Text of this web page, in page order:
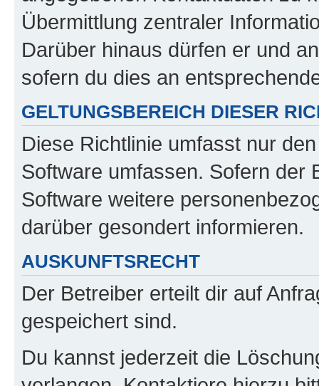
Übermittlung zentraler
Darüber hinaus dürfen er und
sofern du dies an
GELTUNGSBEREICH DIESER
Diese Richtlinie umfasst nur
Software umfassen. Sofern der
Software weitere
darüber gesondert informieren.
AUSKUNFTSRECHT
Der Betreiber erteilt dir auf
gespeichert sind.
Du kannst jederzeit die